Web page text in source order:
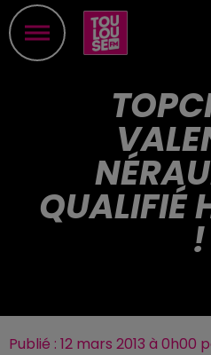
QUALIFIÉ
!
Publié : 12 mars 2013 à 0h00